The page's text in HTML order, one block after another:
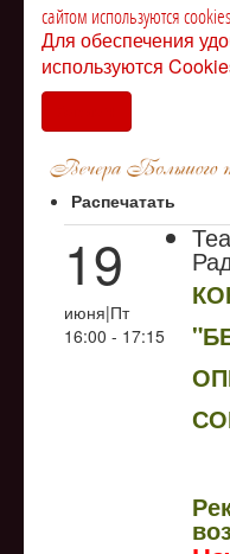
сайтом используются cookies
Для обеспечения
используются
Распечатать
19
июня|Пт
16:00 - 17:15